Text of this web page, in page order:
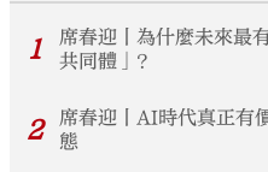
1
席春迎丨為什麼未來最
共同體」？
2
席春迎丨AI時代真正有
態